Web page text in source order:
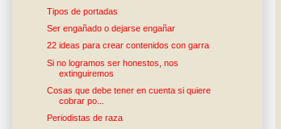
Tipos de portadas
Ser engañado o dejarse engañar
22 ideas para crear contenidos con garra
Si no logramos ser honestos, nos
extinguiremos
Cosas que debe tener en cuenta si quiere
cobrar po...
Periodistas de raza